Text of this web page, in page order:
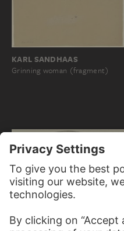
KARL SANDHAAS
Grinning woman (fragment)